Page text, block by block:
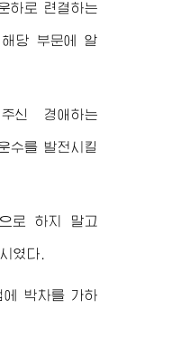
하로 련결하는
당 부문에 알
주신 경애하는
수를 발전시킬
로 하지 말고
였다.
에 박차를 가하